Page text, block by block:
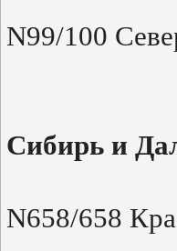
N99/100
Сибирь и
N658/658